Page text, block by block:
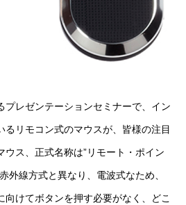
プレゼンテーションセミナーで、イン
るリモコン式のマウスが、皆様の注目
ウス、正式名称は”リモート・ポイン
外線方式と異なり、電波式なため、
向けてボタンを押す必要がなく、どこ